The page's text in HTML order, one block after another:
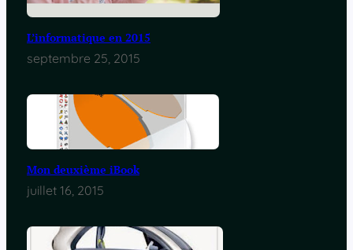
L’informatique en 2015
septembre 25, 2015
Mon deuxième iBook
juillet 16, 2015